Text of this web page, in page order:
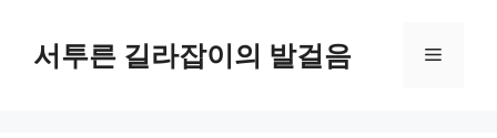
서투른 길라잡이의 발걸음 메